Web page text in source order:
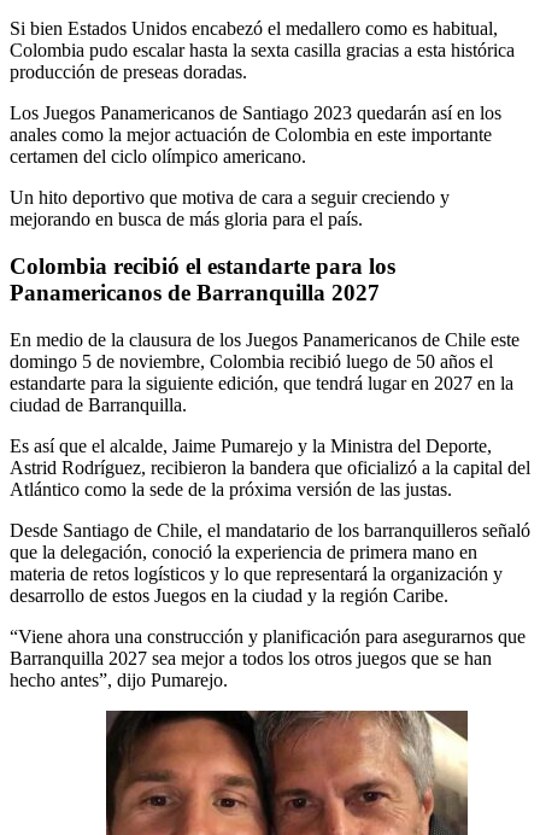
Si bien Estados Unidos encabezó el medallero como es habitual,
Colombia pudo escalar hasta la sexta casilla gracias a esta histórica
producción de preseas doradas.
Los Juegos Panamericanos de Santiago 2023 quedarán así en los
anales como la mejor actuación de Colombia en este importante
certamen del ciclo olímpico americano.
Un hito deportivo que motiva de cara a seguir creciendo y
mejorando en busca de más gloria para el país.
Colombia recibió el estandarte para los
Panamericanos de Barranquilla 2027
En medio de la clausura de los Juegos Panamericanos de Chile este
domingo 5 de noviembre, Colombia recibió luego de 50 años el
estandarte para la siguiente edición, que tendrá lugar en 2027 en la
ciudad de Barranquilla.
Es así que el alcalde, Jaime Pumarejo y la Ministra del Deporte,
Astrid Rodríguez, recibieron la bandera que oficializó a la capital del
Atlántico como la sede de la próxima versión de las justas.
Desde Santiago de Chile, el mandatario de los barranquilleros señaló
que la delegación, conoció la experiencia de primera mano en
materia de retos logísticos y lo que representará la organización y
desarrollo de estos Juegos en la ciudad y la región Caribe.
“Viene ahora una construcción y planificación para asegurarnos que
Barranquilla 2027 sea mejor a todos los otros juegos que se han
hecho antes”, dijo Pumarejo.